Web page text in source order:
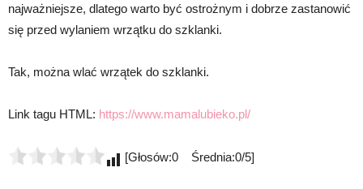
najważniejsze, dlatego warto być ostrożnym i dobrze zastanowić
się przed wylaniem wrzątku do szklanki.
Tak, można wlać wrzątek do szklanki.
Link tagu HTML: https://www.mamalubieko.pl/
[Głosów:0 Średnia:0/5]